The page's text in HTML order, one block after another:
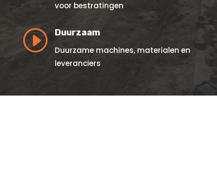
voor bestratingen
I Duurzaam
Duurzame machines, materialen en
leveranciers